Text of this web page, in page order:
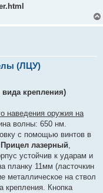
(ЛЦУ)
крепления)
наведения оружия на
волны: 650 нм.
с помощью винтов в
Прицел лазерный,
устойчив к ударам и
планку 11мм (ласточкин
металлическое на ствол
крепления. Кнопка